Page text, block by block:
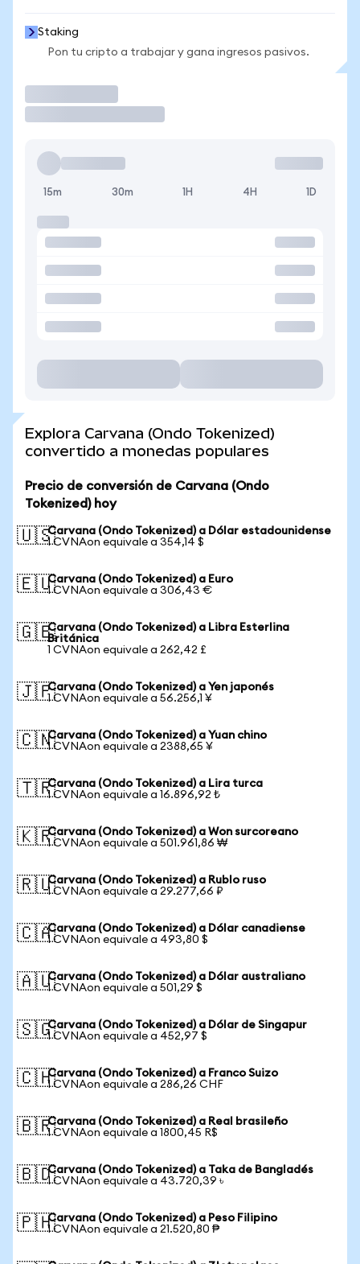
Staking
Pon tu cripto a trabajar y gana ingresos pasivos.
15m 30m 1H 4H 1D
Explora Carvana (Ondo Tokenized)
convertido a monedas populares
Precio de conversión de Carvana (Ondo
Tokenized) hoy
🇺🇸Carvana (Ondo Tokenized) a Dólar estadounidense
1 CVNAon equivale a 354,14 $
🇪🇺Carvana (Ondo Tokenized) a Euro
1 CVNAon equivale a 306,43 €
🇬🇧Carvana (Ondo Tokenized) a Libra Esterlina
Británica
1 CVNAon equivale a 262,42 £
🇯🇵Carvana (Ondo Tokenized) a Yen japonés
1 CVNAon equivale a 56.256,1 ¥
🇨🇳Carvana (Ondo Tokenized) a Yuan chino
1 CVNAon equivale a 2388,65 ¥
🇹🇷Carvana (Ondo Tokenized) a Lira turca
1 CVNAon equivale a 16.896,92 ₺
🇰🇷Carvana (Ondo Tokenized) a Won surcoreano
1 CVNAon equivale a 501.961,86 ₩
🇷🇺Carvana (Ondo Tokenized) a Rublo ruso
1 CVNAon equivale a 29.277,66 ₽
🇨🇦Carvana (Ondo Tokenized) a Dólar canadiense
1 CVNAon equivale a 493,80 $
🇦🇺Carvana (Ondo Tokenized) a Dólar australiano
1 CVNAon equivale a 501,29 $
🇸🇬Carvana (Ondo Tokenized) a Dólar de Singapur
1 CVNAon equivale a 452,97 $
🇨🇭Carvana (Ondo Tokenized) a Franco Suizo
1 CVNAon equivale a 286,26 CHF
🇧🇷Carvana (Ondo Tokenized) a Real brasileño
1 CVNAon equivale a 1800,45 R$
🇧🇩Carvana (Ondo Tokenized) a Taka de Bangladés
1 CVNAon equivale a 43.720,39 ৳
🇵🇭Carvana (Ondo Tokenized) a Peso Filipino
1 CVNAon equivale a 21.520,80 ₱